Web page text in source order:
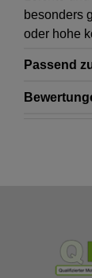
besonders
oder hohe
Passend